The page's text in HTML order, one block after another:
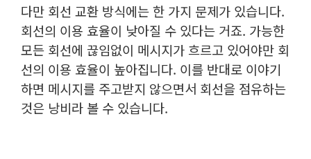
다만 회선 교환 방식에는 한 가지 문제가 있습니다.
회선의 이용 효율이 낮아질 수 있다는 거죠. 가능한
모든 회선에 끊임없이 메시지가 흐르고 있어야만 회
선의 이용 효율이 높아집니다. 이를 반대로 이야기
하면 메시지를 주고받지 않으면서 회선을 점유하는
것은 낭비라 볼 수 있습니다.